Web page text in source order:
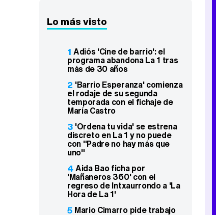
Lo más visto
1 Adiós 'Cine de barrio': el
programa abandona La 1 tras
más de 30 años
2 'Barrio Esperanza' comienza
el rodaje de su segunda
temporada con el fichaje de
María Castro
3 'Ordena tu vida' se estrena
discreto en La 1 y no puede
con "Padre no hay más que
uno"
4Aida Bao ficha por
'Mañaneros 360' con el
regreso de Intxaurrondo a 'La
Hora de La 1'
5 Mario Cimarro pide trabajo